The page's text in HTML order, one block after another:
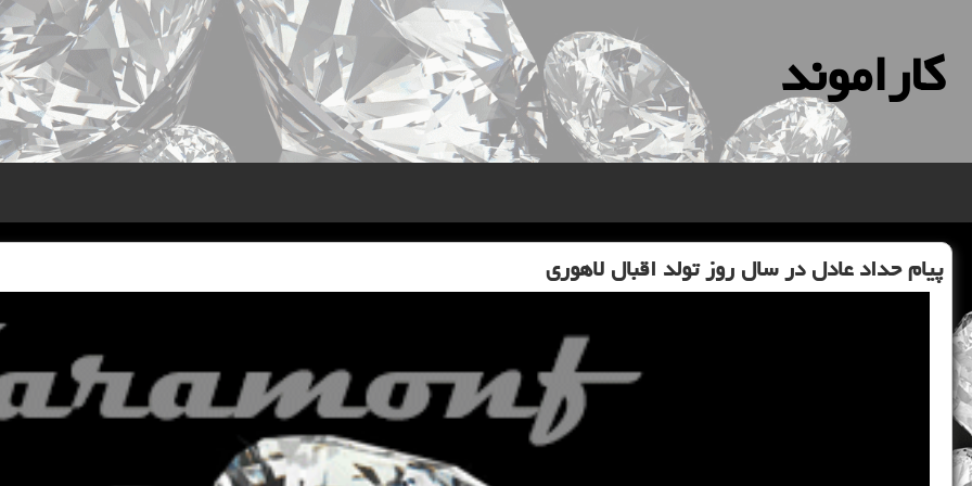
كاراموند
پیام حداد عادل در سال روز تولد اقبال لاهوری